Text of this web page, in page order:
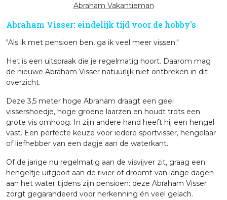
Abraham Vakantieman
Abraham Visser: eindelijk tijd voor de hobby's
"Als ik met pensioen ben, ga ik veel meer vissen."
Het is een uitspraak die je regelmatig hoort. Daarom mag
de nieuwe Abraham Visser natuurlijk niet ontbreken in dit
overzicht.
Deze 3,5 meter hoge Abraham draagt een geel
vissershoedje, hoge groene laarzen en houdt trots een
grote vis omhoog. In zijn andere hand heeft hij een hengel
vast. Een perfecte keuze voor iedere sportvisser, hengelaar
of liefhebber van een dagje aan de waterkant.
Of de jarige nu regelmatig aan de visvijver zit, graag een
hengeltje uitgooit aan de rivier of droomt van lange dagen
aan het water tijdens zijn pensioen: deze Abraham Visser
zorgt gegarandeerd voor herkenning én veel gelach.